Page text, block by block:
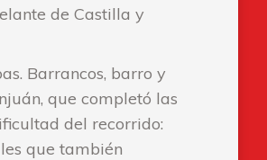
de Castilla y
Barrancos, barro y
que completó las
del recorrido:
que también